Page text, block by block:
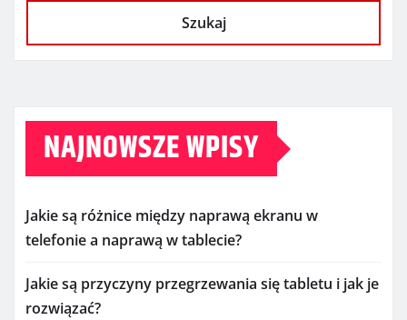
Szukaj
NAJNOWSZE WPISY
Jakie są różnice między naprawą ekranu w
telefonie a naprawą w tablecie?
Jakie są przyczyny przegrzewania się tabletu i jak je
rozwiązać?